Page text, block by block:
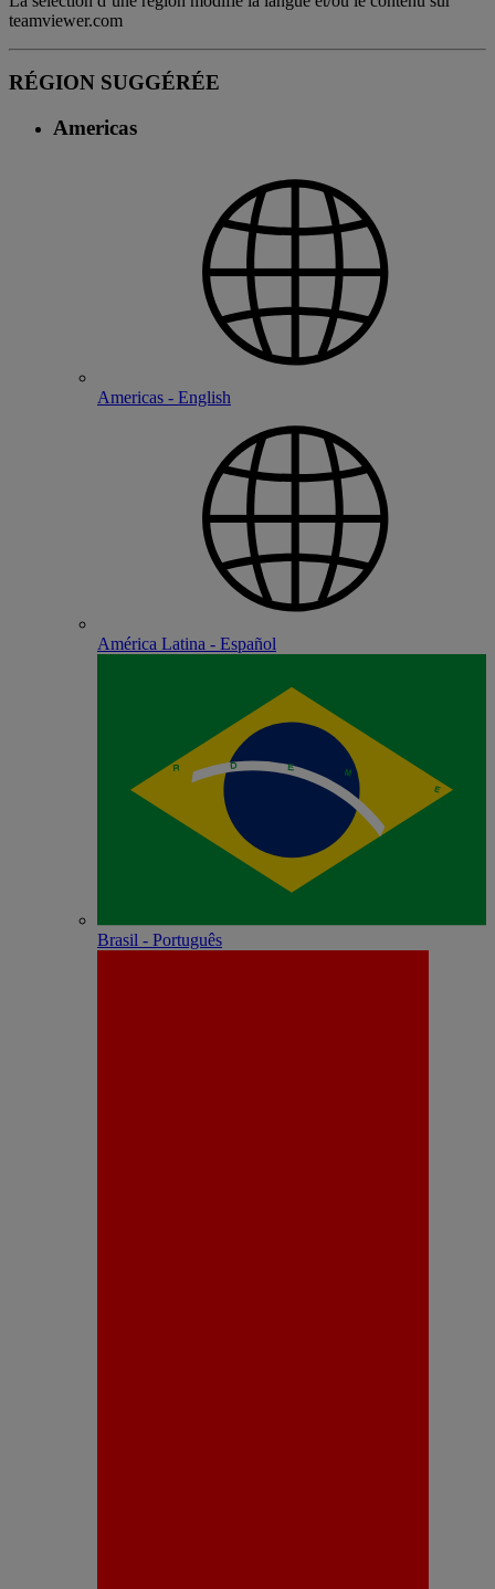
teamviewer.com
RÉGION SUGGÉRÉE
Americas
Americas - English
América Latina - Español
Brasil - Português